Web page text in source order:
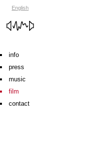
English
info
press
music
film
contact